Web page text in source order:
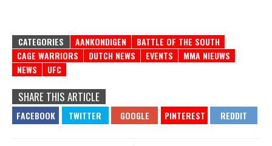
CATEGORIES AANKONDIGEN
BATTLE OF THE SOUTH
CAGE WARRIORS
DUTCH NEWS EVENTS
MMA NIEUWS
NEWS
UFC
SHARE THIS ARTICLE